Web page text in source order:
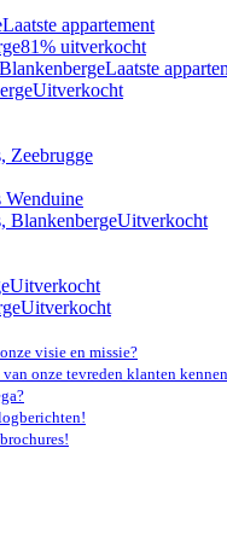
Laatste appartement
81% uitverkocht
Laatste
Uitverkocht
Zeebrugge
Wenduine
BlankenbergeUitverkocht
Uitverkocht
Uitverkocht
visie en missie?
onze tevreden klanten